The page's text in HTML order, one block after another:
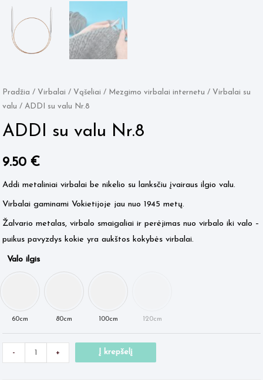
Pradžia / Virbalai / Vąšeliai / Mezgimo virbalai internetu / Virbalai su
valu / ADDI su valu Nr.8
ADDI su valu Nr.8
9.50 €
Addi metaliniai virbalai be nikelio su lanksčiu įvairaus ilgio valu.
Virbalai gaminami Vokietijoje jau nuo 1945 metų.
Žalvario metalas, virbalo smaigaliai ir perėjimas nuo virbalo iki valo –
puikus pavyzdys kokie yra aukštos kokybės virbalai.
Valo ilgis
Quantity
-
produkto
Quantity
+ Į krepšelį